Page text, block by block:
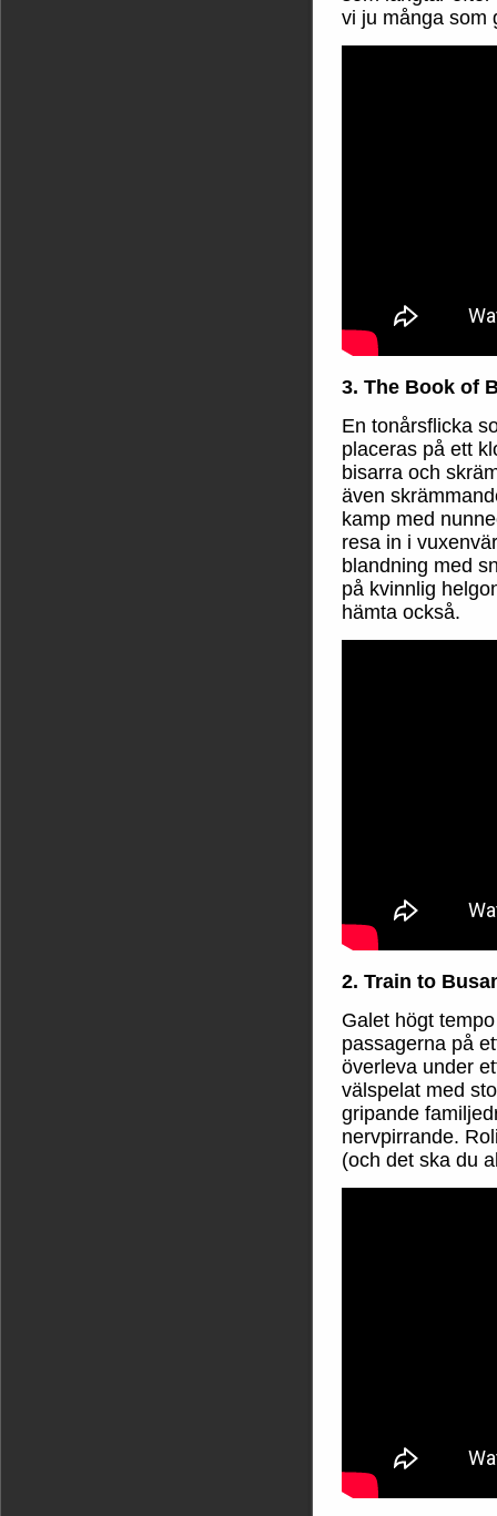
vi ju många som
3. The Book of
En tonårsflicka
placeras på ett
bisarra och
även
kamp med
resa in i
blandning med
på kvinnlig
hämta också.
2. Train to
Galet högt
passagerna på
överleva under
välspelat med
gripande
nervpirrande.
(och det ska du